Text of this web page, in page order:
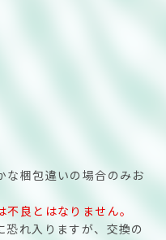
な梱包違いの場合のみお
良とはなりません。
れ入りますが、交換の